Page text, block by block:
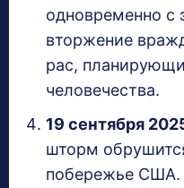
одновременно с
вторжение
рас,
человечества.
19 сентября
шторм
побережье США.